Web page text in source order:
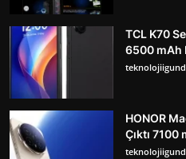
TCL K70
6500 mAh
HONOR
Çıktı 7100